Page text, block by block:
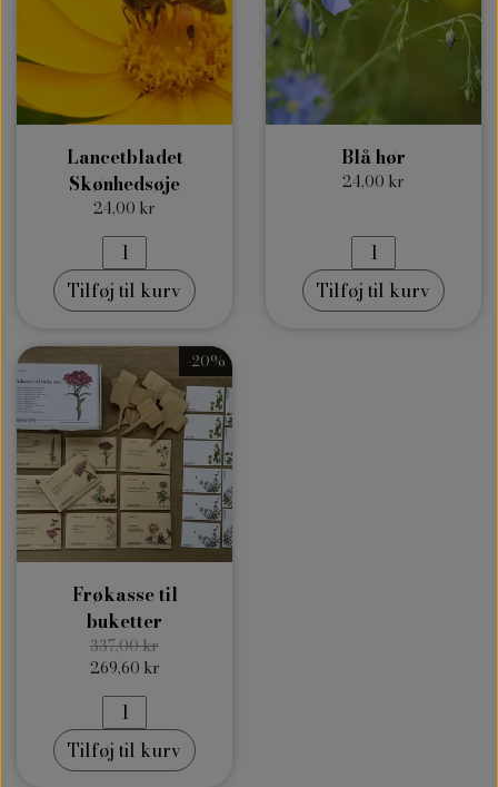
Lancetbladet
Skønhedsøje
24,00 kr
Tilføj til kurv
Blå hør
24,00 kr
Tilføj til kurv
-20%
Frøkasse til
buketter
337,00 kr
269,60 kr
Tilføj til kurv